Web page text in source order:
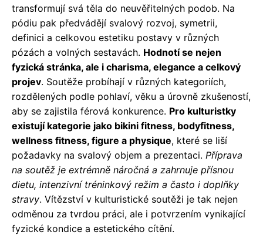
transformují svá těla do neuvěřitelných podob. Na
pódiu pak předvádějí svalový rozvoj, symetrii,
definici a celkovou estetiku postavy v různých
pózách a volných sestavách. Hodnotí se nejen
fyzická stránka, ale i charisma, elegance a celkový
projev. Soutěže probíhají v různých kategoriích,
rozdělených podle pohlaví, věku a úrovně zkušeností,
aby se zajistila férová konkurence. Pro kulturistky
existují kategorie jako bikini fitness, bodyfitness,
wellness fitness, figure a physique, které se liší
požadavky na svalový objem a prezentaci. Příprava
na soutěž je extrémně náročná a zahrnuje přísnou
dietu, intenzivní tréninkový režim a často i doplňky
stravy. Vítězství v kulturistické soutěži je tak nejen
odměnou za tvrdou práci, ale i potvrzením vynikající
fyzické kondice a estetického cítění.